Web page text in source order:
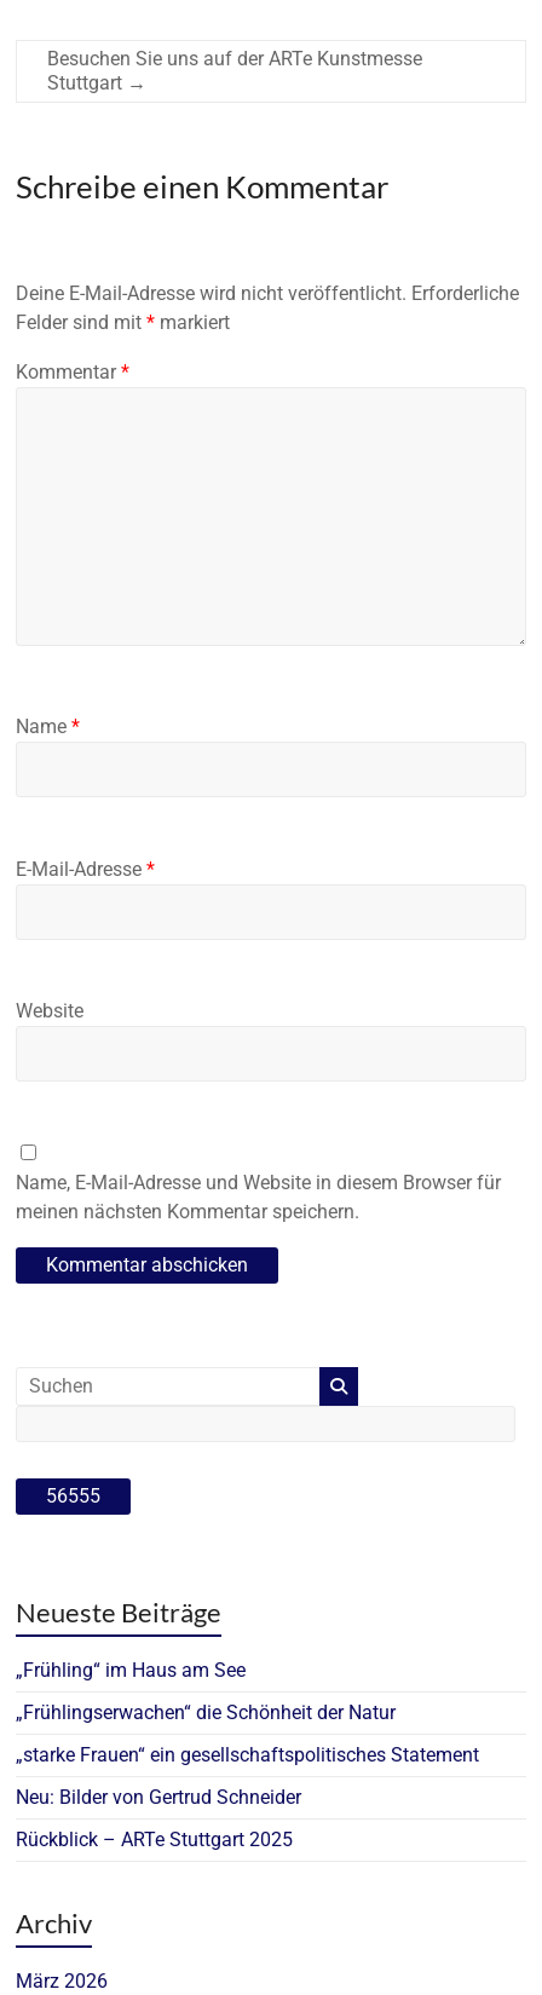
Besuchen Sie uns auf der ARTe Kunstmesse
Stuttgart →
Schreibe einen Kommentar
Deine E-Mail-Adresse wird nicht veröffentlicht. Erforderliche
Felder sind mit* markiert
Kommentar*
Name*
E-Mail-Adresse*
Website
Name, E-Mail-Adresse und Website in diesem Browser für
meinen nächsten Kommentar speichern.
Neueste Beiträge
„Frühling“ im Haus am See
„Frühlingserwachen“ die Schönheit der Natur
„starke Frauen“ ein gesellschaftspolitisches Statement
Neu: Bilder von Gertrud Schneider
Rückblick – ARTe Stuttgart 2025
Archiv
März 2026